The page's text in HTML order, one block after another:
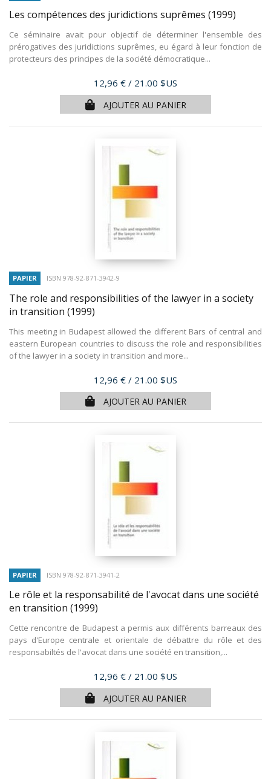
Les compétences des juridictions suprêmes (1999)
Ce séminaire avait pour objectif de déterminer l'ensemble des
prérogatives des juridictions suprêmes, eu égard à leur fonction de
protecteurs des principes de la société démocratique...
Prix
12,96 € / 21.00 $US
AJOUTER AU PANIER
PAPIER ISBN 978-92-871-3942-9
The role and responsibilities of the lawyer in a society
in transition (1999)
This meeting in Budapest allowed the different Bars of central and
eastern European countries to discuss the role and responsibilities
of the lawyer in a society in transition and more...
Prix
12,96 € / 21.00 $US
AJOUTER AU PANIER
PAPIER ISBN 978-92-871-3941-2
Le rôle et la responsabilité de l'avocat dans une société
en transition (1999)
Cette rencontre de Budapest a permis aux différents barreaux des
pays d'Europe centrale et orientale de débattre du rôle et des
responsabiltés de l'avocat dans une société en transition,...
Prix
12,96 € / 21.00 $US
AJOUTER AU PANIER